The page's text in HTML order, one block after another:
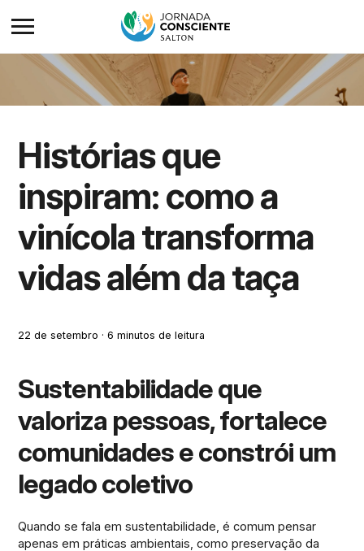
Histórias que
inspiram: como a
vinícola transforma
vidas além da taça
22 de setembro · 6 minutos de leitura
Sustentabilidade que
valoriza pessoas, fortalece
comunidades e constrói um
legado coletivo
Quando se fala em sustentabilidade, é comum pensar
apenas em práticas ambientais, como preservação da